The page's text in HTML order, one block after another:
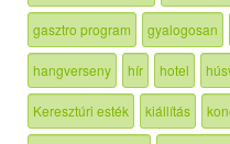
gasztro program gyalogosan
hangverseny hír hotel
Keresztúri esték kiállítás